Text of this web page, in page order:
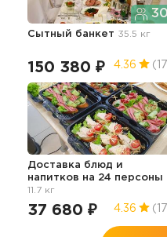
30
Сытный банкет 35.5 кг
150 380 ₽ 4.36
Доставка блюд и
напитков на 24 персоны
11.7 кг
37 680 ₽ 4.36